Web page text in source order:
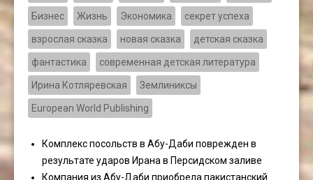
Бизнес Жизнь Экономика секрет успеха
взрослая сказка новая сказка детская сказка
фантастика современная детская литература
Ирина Котляревская Землиниксы
European World Publishing
Комплекс посольств в Абу-Даби поврежден в
результате ударов Ирана в Персидском заливе
Компания из Абу-Даби приобрела пакистанский